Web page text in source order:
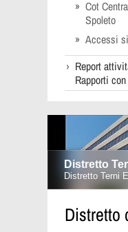
Cot
Spoleto
Accessi
Report
Rapporti
Distretto